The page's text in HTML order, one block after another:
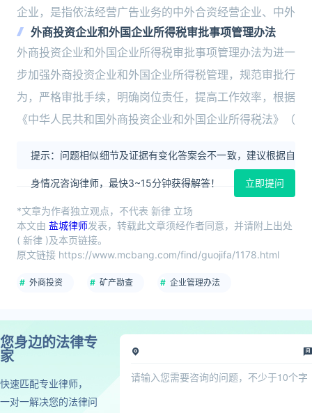
企业，是指依法经营广告业务的中外合资经营企业、中外
外商投资企业和外国企业所得税审批事项管理办法
外商投资企业和外国企业所得税审批事项管理办法为进一
步加强外商投资企业和外国企业所得税管理，规范审批行
为，严格审批手续，明确岗位责任，提高工作效率，根据
《中华人民共和国外商投资企业和外国企业所得税法》（
提示：问题相似细节及证据有变化答案会不一致，建议根据自
身情况咨询律师，最快3~15分钟获得解答！ 立即提问
*文章为作者独立观点，不代表 新律 立场
本文由 盐城律师发表，转载此文章须经作者同意，并请附上出处
( 新律 )及本页链接。
原文链接 https://www.mcbang.com/find/guojifa/1178.html
外商投资 矿产勘查 企业管理办法
您身边的法律专
家
快速匹配专业律师，
一对一解决您的法律问